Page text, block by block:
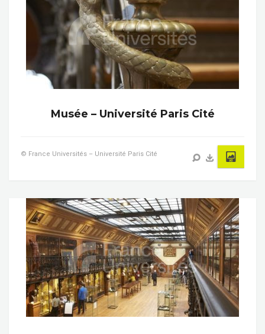
Musée – Université Paris Cité
© France Universités – Université Paris Cité